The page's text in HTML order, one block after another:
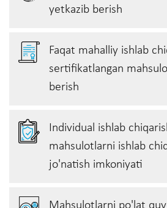
yetkazib berish
Faqat mahalliy ishlab
sertifikatlangan
berish
Individual ishlab
mahsulotlarni ishlab
jo'natish imkoniyati
Mahsulotlarni po'lat